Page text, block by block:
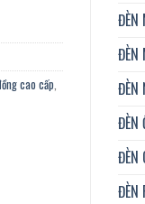
ĐÈN
ĐÈN
ĐÈN
ĐÈN
ĐÈN
ĐÈN
cao cấp